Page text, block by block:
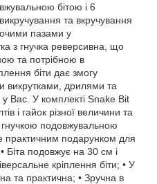
бітою і 6
та вкручування
пазами у
з гнучка реверсивна, що
та потрібною в
біти дає змогу
викрутками, дрилями та
Вас. У комплекті Snake Bit
і гайок різної величини та
подовжувальною
подарунком для
Біта подовжує на 30 см і
кріплення біти; • У
та практична; • Зручна в